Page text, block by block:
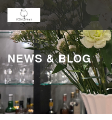
NEWS & BLOG